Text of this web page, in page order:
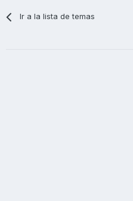
Ir a la lista de temas